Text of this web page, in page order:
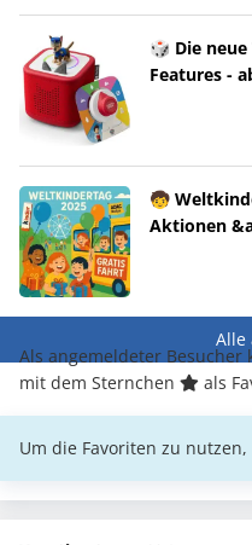
🎲 Die
Features -
🧒
Aktionen
Alle
Als angemeldeter Besucher
mit dem Sternchen
als
Um die Favoriten zu nutzen,